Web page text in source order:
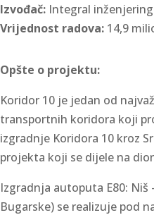
Izvođač: Integral
Vrijednost radova: 14,9
Opšte o projektu:
Koridor 10 je jedan od
transportnih koridora koji
izgradnje Koridora 10 kroz
projekta koji se dijele na
Izgradnja autoputa E80:
Bugarske) se realizuje pod